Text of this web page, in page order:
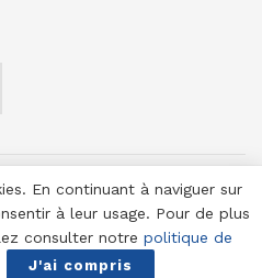
En continuant à naviguer sur
à leur usage. Pour de plus
consulter notre politique de
J'ai compris